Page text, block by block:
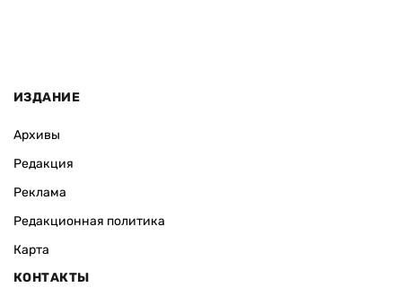
ИЗДАНИЕ
Архивы
Редакция
Реклама
Редакционная политика
Карта
КОНТАКТЫ